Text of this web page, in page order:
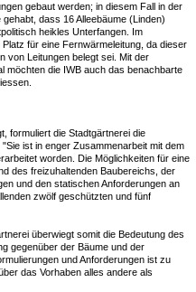
gebaut werden; in diesem Fall in der
dass 16 Alleebäume (Linden)
heikles Unterfangen. Im
für eine Fernwärmeleitung, da dieser
von Leitungen belegt sei. Mit der
möchten die IWB auch das benachbarte
formuliert die Stadtgärtnerei die
ist in enger Zusammenarbeit mit dem
worden. Die Möglichkeiten für eine
des freizuhaltenden Baubereichs, der
und den statischen Anforderungen an
zwölf geschützten und fünf
überwiegt somit die Bedeutung des
gegenüber der Bäume und der
und Anforderungen ist zu
das Vorhaben alles andere als